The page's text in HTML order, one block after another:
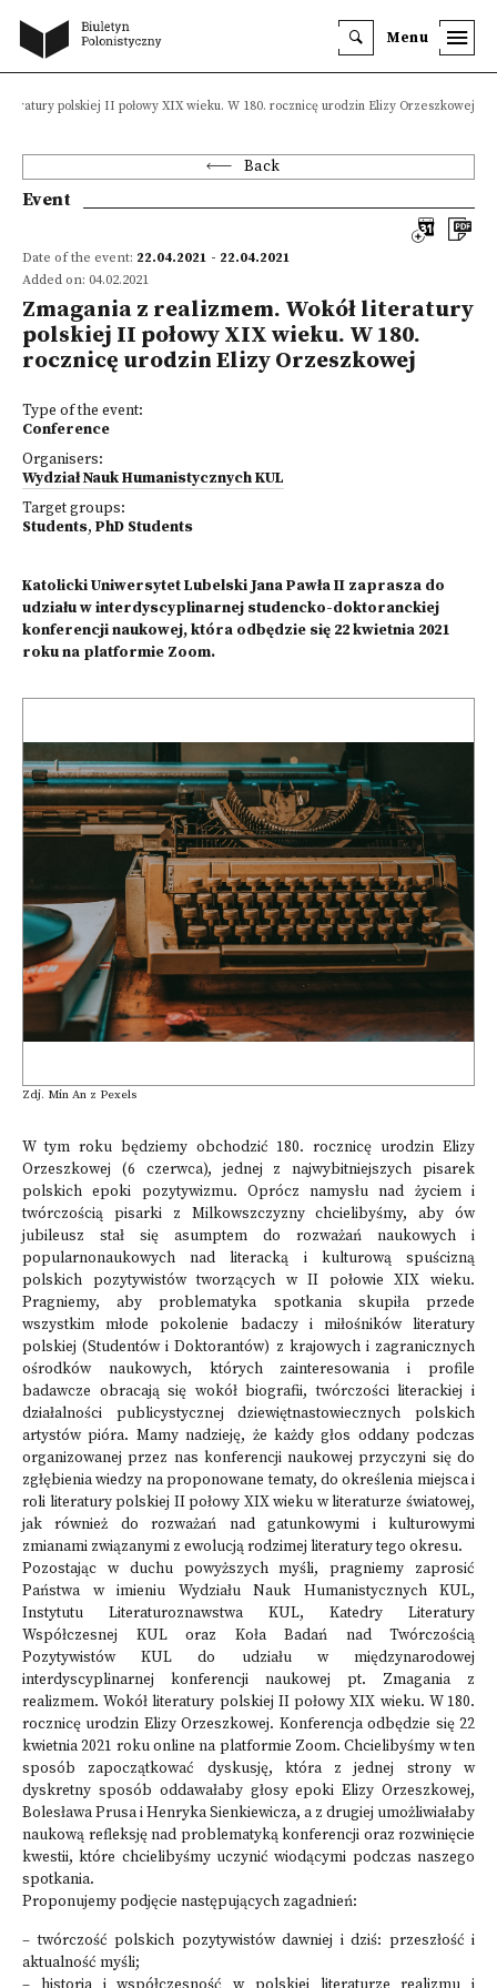
Menu
polskiej II połowy XIX wieku. W 180. rocznicę urodzin Elizy Orzeszkowej
Back
Event
Date of the event: 22.04.2021 - 22.04.2021
Added on: 04.02.2021
Zmagania z realizmem. Wokół literatury
polskiej II połowy XIX wieku. W 180.
rocznicę urodzin Elizy Orzeszkowej
Type of the event:
Conference
Organisers:
Wydział Nauk Humanistycznych KUL
Target groups:
Students, PhD Students
Katolicki Uniwersytet Lubelski Jana Pawła II zaprasza do
udziału w interdyscyplinarnej studencko-doktoranckiej
konferencji naukowej, która odbędzie się 22 kwietnia 2021
roku na platformie Zoom.
Zdj. Min An z Pexels
W tym roku będziemy obchodzić 180. rocznicę urodzin Elizy
Orzeszkowej (6 czerwca), jednej z najwybitniejszych pisarek
polskich epoki pozytywizmu. Oprócz namysłu nad życiem i
twórczością pisarki z Milkowszczyzny chcielibyśmy, aby ów
jubileusz stał się asumptem do rozważań naukowych i
popularnonaukowych nad literacką i kulturową spuścizną
polskich pozytywistów tworzących w II połowie XIX wieku.
Pragniemy, aby problematyka spotkania skupiła przede
wszystkim młode pokolenie badaczy i miłośników literatury
polskiej (Studentów i Doktorantów) z krajowych i zagranicznych
ośrodków naukowych, których zainteresowania i profile
badawcze obracają się wokół biografii, twórczości literackiej i
działalności publicystycznej dziewiętnastowiecznych polskich
artystów pióra. Mamy nadzieję, że każdy głos oddany podczas
organizowanej przez nas konferencji naukowej przyczyni się do
zgłębienia wiedzy na proponowane tematy, do określenia miejsca i
roli literatury polskiej II połowy XIX wieku w literaturze światowej,
jak również do rozważań nad gatunkowymi i kulturowymi
zmianami związanymi z ewolucją rodzimej literatury tego okresu.
Pozostając w duchu powyższych myśli, pragniemy zaprosić
Państwa w imieniu Wydziału Nauk Humanistycznych KUL,
Instytutu Literaturoznawstwa KUL, Katedry Literatury
Współczesnej KUL oraz Koła Badań nad Twórczością
Pozytywistów KUL do udziału w międzynarodowej
interdyscyplinarnej konferencji naukowej pt. Zmagania z
realizmem. Wokół literatury polskiej II połowy XIX wieku. W 180.
rocznicę urodzin Elizy Orzeszkowej. Konferencja odbędzie się 22
kwietnia 2021 roku online na platformie Zoom. Chcielibyśmy w ten
sposób zapoczątkować dyskusję, która z jednej strony w
dyskretny sposób oddawałaby głosy epoki Elizy Orzeszkowej,
Bolesława Prusa i Henryka Sienkiewicza, a z drugiej umożliwiałaby
naukową refleksję nad problematyką konferencji oraz rozwinięcie
kwestii, które chcielibyśmy uczynić wiodącymi podczas naszego
spotkania.
Proponujemy podjęcie następujących zagadnień:
– twórczość polskich pozytywistów dawniej i dziś: przeszłość i
aktualność myśli;